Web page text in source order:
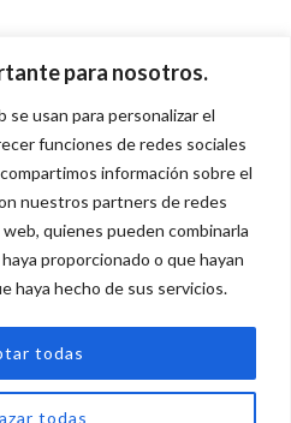
para nosotros.
usan para personalizar el
funciones de redes sociales
información sobre el
nuestros partners de redes
quienes pueden combinarla
proporcionado o que hayan
haya hecho de sus servicios.
todas
todas
A Todo Mantel.